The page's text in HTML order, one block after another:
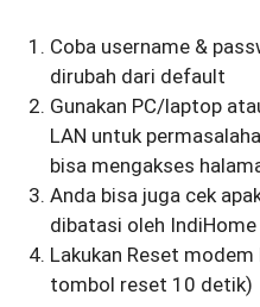
Coba username &
dirubah dari default
Gunakan PC/laptop
LAN untuk
bisa mengakses
Anda bisa juga cek
dibatasi oleh
Lakukan Reset
tombol reset 10 detik)